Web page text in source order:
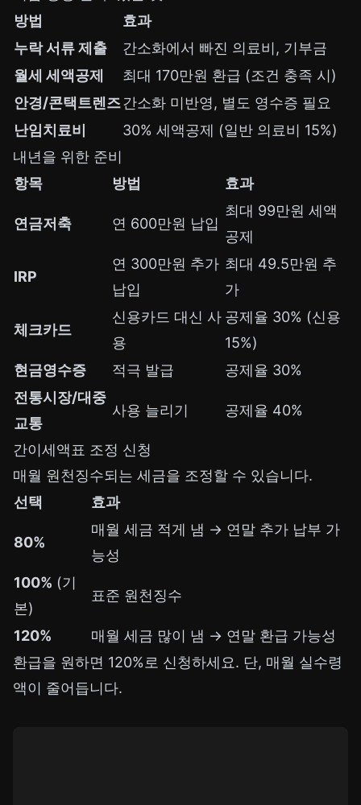
방법
효과
누락 서류 제출
간소화에서 빠진 의료비, 기부금
월세 세액공제
최대 170만원 환급 (조건 충족 시)
안경/콘택트렌즈간소화 미반영, 별도 영수증 필요
난임치료비
30% 세액공제 (일반 의료비 15%)
내년을 위한 준비
항목
방법 효과
연금저축 연 600만원 납입
최대 99만원 세액
공제
IRP
연 300만원 추가
납입
최대 49.5만원 추
가
체크카드
신용카드 대신 사
용
공제율 30% (신용
15%)
현금영수증
적극 발급
공제율 30%
전통시장/대중
교통
사용 늘리기 공제율 40%
간이세액표 조정 신청
매월 원천징수되는 세금을 조정할 수 있습니다.
선택
효과
80%
매월 세금 적게 냄 → 연말 추가 납부 가
능성
100% (기
본)
표준 원천징수
120%
매월 세금 많이 냄 → 연말 환급 가능성
환급을 원하면 120%로 신청하세요. 단, 매월 실수령
액이 줄어듭니다.